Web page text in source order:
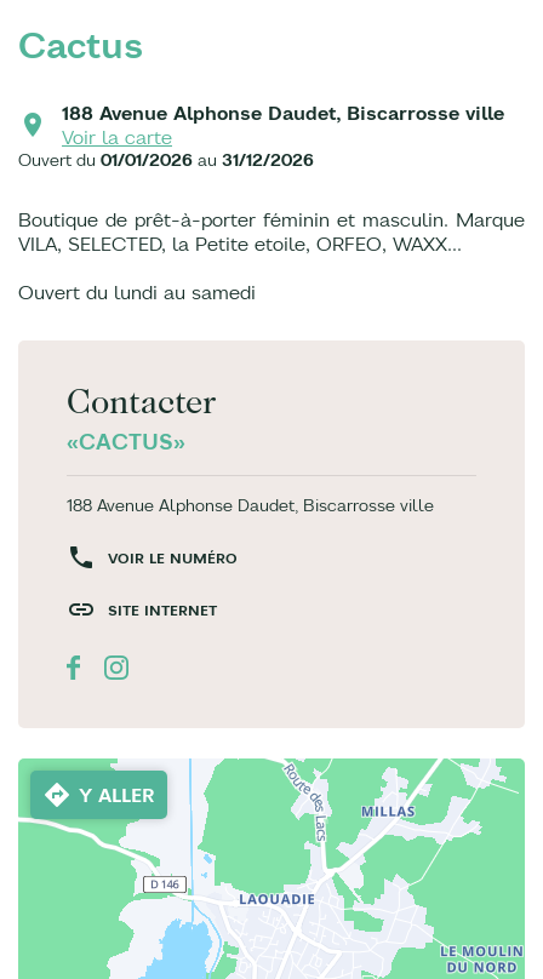
Cactus
188 Avenue Alphonse Daudet, Biscarrosse ville
Voir la carte
Ouvert du 01/01/2026 au 31/12/2026
Boutique de prêt-à-porter féminin et masculin. Marque
VILA, SELECTED, la Petite etoile, ORFEO, WAXX...
Ouvert du lundi au samedi
Contacter
«CACTUS»
188 Avenue Alphonse Daudet, Biscarrosse ville
VOIR LE NUMÉRO
SITE INTERNET
Y ALLER